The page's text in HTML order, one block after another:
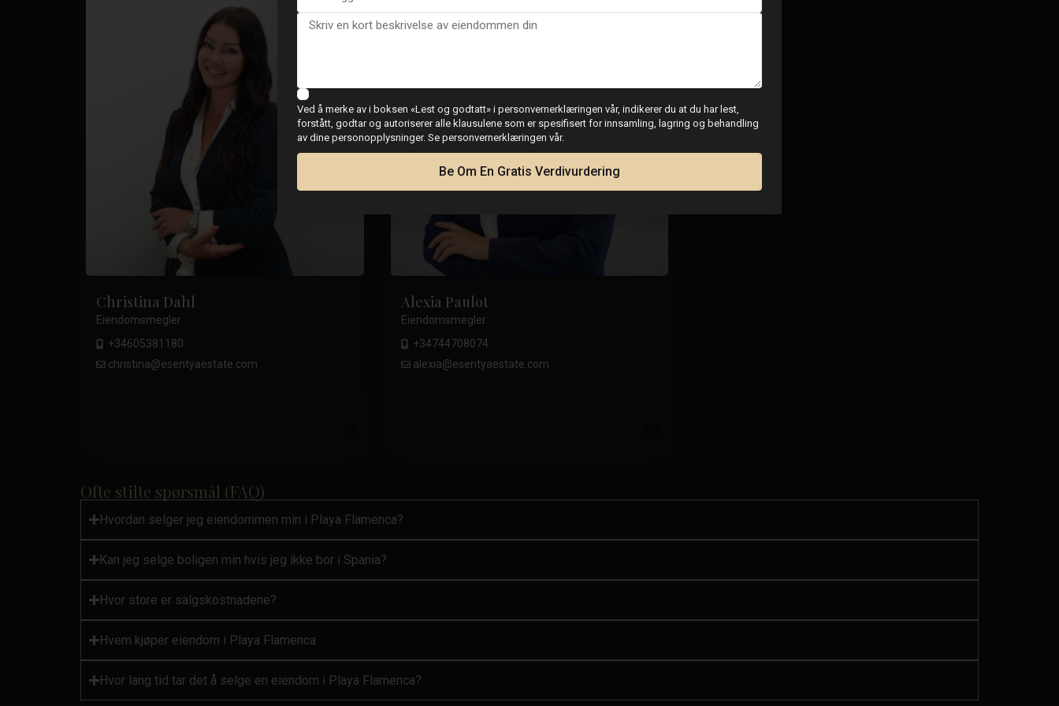
Christina Dahl
Eiendomsmegler
+34605381180
christina@esentyaestate.com
Alexia Paulot
Eiendomsmegler
+34744708074
alexia@esentyaestate.com
Ofte stilte spørsmål (FAQ)
Hvordan selger jeg eiendommen min i Playa Flamenca?
Kan jeg selge boligen min hvis jeg ikke bor i Spania?
Hvor store er salgskostnadene?
Hvem kjøper eiendom i Playa Flamenca
Hvor lang tid tar det å selge en eiendom i Playa Flamenca?
Ved å merke av i boksen «Lest og godtatt» i personvernerklæringen vår, indikerer du at du har lest,
forstått, godtar og autoriserer alle klausulene som er spesifisert for innsamling, lagring og behandling
av dine personopplysninger. Se personvernerklæringen vår.
Be Om En Gratis Verdivurdering